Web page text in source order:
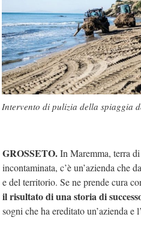
Intervento di pulizia della spiaggia
GROSSETO.In Maremma, terra
incontaminata, c’è un’azienda che
e del territorio. Se ne prende cura
il risultato di una storia di
sogni che ha ereditato un’azienda e